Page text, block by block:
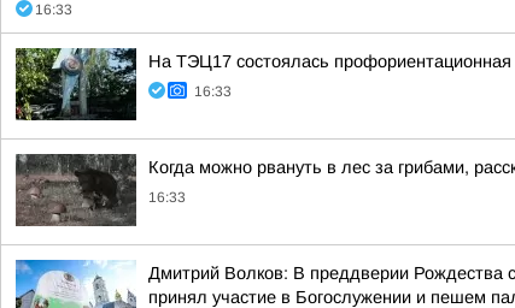
16:33
На ТЭЦ17 состоялась
16:33
Когда можно рвануть в лес за грибами,
16:33
Дмитрий Волков: В преддверии Рождества
принял участие в Богослужении и пешем